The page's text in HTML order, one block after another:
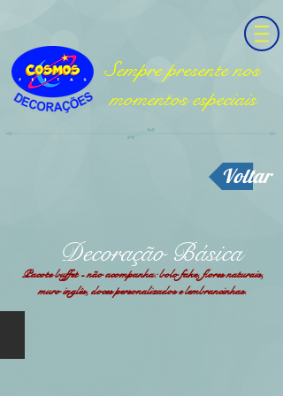
Sempre presente nos
momentos especiais
Voltar
Decoração Básica
Pacote buffet - não acompanha: bolo fake, flores naturais,
muro inglês, doces personalizados e lembrancinhas.